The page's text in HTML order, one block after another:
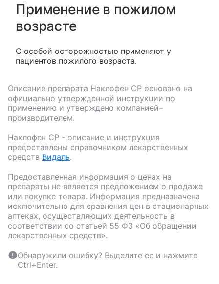
Применение в пожилом
возрасте
С особой осторожностью применяют у
пациентов пожилого возраста.
Описание препарата Наклофен СР основано на
официально утвержденной инструкции по
применению и утверждено компанией–
производителем.
Наклофен СР - описание и инструкция
предоставлены справочником лекарственных
средств Видаль.
Предоставленная информация о ценах на
препараты не является предложением о продаже
или покупке товара. Информация предназначена
исключительно для сравнения цен в стационарных
аптеках, осуществляющих деятельность в
соответствии со статьей 55 ФЗ «Об обращении
лекарственных средств».
Обнаружили ошибку? Выделите ее и нажмите
Ctrl+Enter.